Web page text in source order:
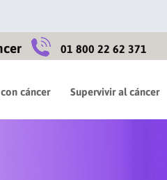
01 800 22 62 371
cáncer Supervivir al cáncer